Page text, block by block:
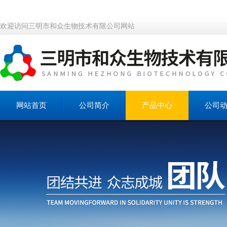
欢迎访问三明市和众生物技术有限公司网站
网站首页 公司简介 产品中心 公司